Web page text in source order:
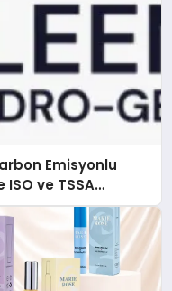
Emisyonlu
ve TSSA